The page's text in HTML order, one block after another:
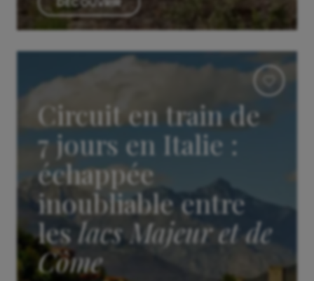
Circuit en train de
7 jours en Italie :
échappée
inoubliable entre
leslacs Majeur et de
Côme